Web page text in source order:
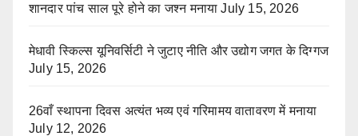
शानदार पांच साल पूरे होने का जश्न मनाया July 15, 2026
मेधावी स्किल्स यूनिवर्सिटी ने जुटाए नीति और उद्योग जगत के दिग्गज
July 15, 2026
26वाँ स्थापना दिवस अत्यंत भव्य एवं गरिमामय वातावरण में मनाया
July 12, 2026